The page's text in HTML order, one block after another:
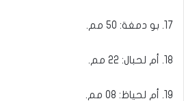
17. بو دمغة: 50 مم.
18. أم لحبال: 22 مم.
19. أم لحياظ: 08 مم.